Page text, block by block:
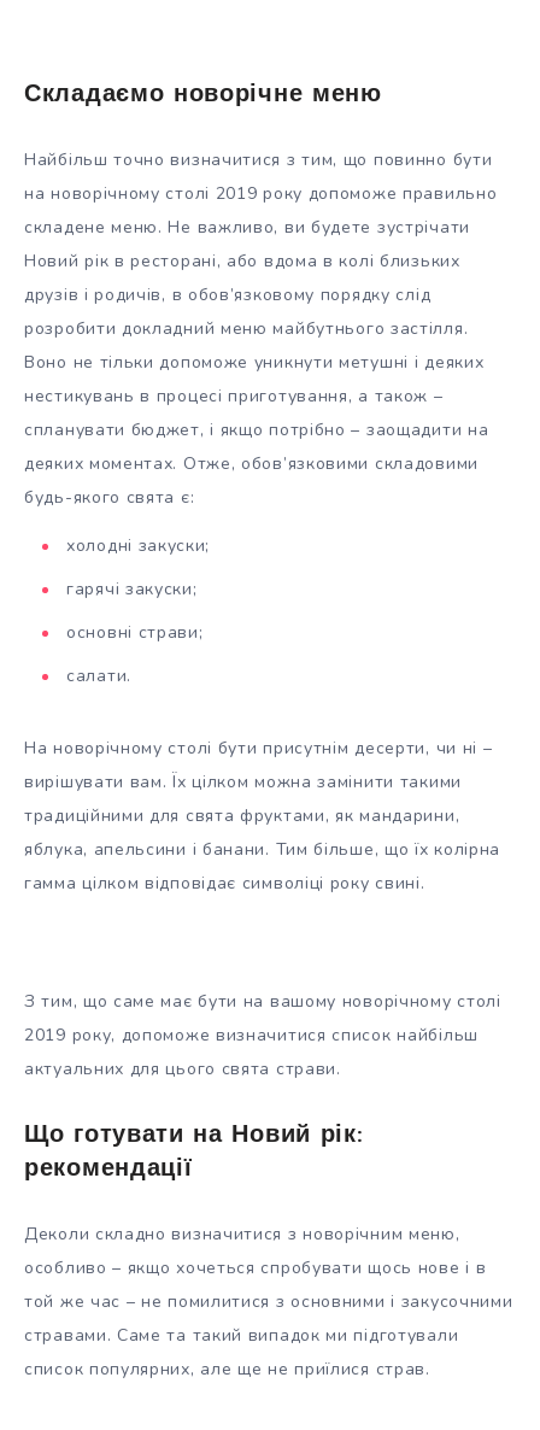
Складаємо новорічне меню
Найбільш точно визначитися з тим, що повинно бути
на новорічному столі 2019 року допоможе правильно
складене меню. Не важливо, ви будете зустрічати
Новий рік в ресторані, або вдома в колі близьких
друзів і родичів, в обов’язковому порядку слід
розробити докладний меню майбутнього застілля.
Воно не тільки допоможе уникнути метушні і деяких
нестикувань в процесі приготування, а також –
спланувати бюджет, і якщо потрібно – заощадити на
деяких моментах. Отже, обов’язковими складовими
будь-якого свята є:
холодні закуски;
гарячі закуски;
основні страви;
салати.
На новорічному столі бути присутнім десерти, чи ні –
вирішувати вам. Їх цілком можна замінити такими
традиційними для свята фруктами, як мандарини,
яблука, апельсини і банани. Тим більше, що їх колірна
гамма цілком відповідає символіці року свині.
З тим, що саме має бути на вашому новорічному столі
2019 року, допоможе визначитися список найбільш
актуальних для цього свята страви.
Що готувати на Новий рік:
рекомендації
Деколи складно визначитися з новорічним меню,
особливо – якщо хочеться спробувати щось нове і в
той же час – не помилитися з основними і закусочними
стравами. Саме та такий випадок ми підготували
список популярних, але ще не приїлися страв.